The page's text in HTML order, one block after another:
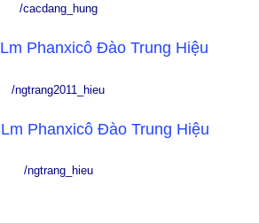
/cacdang_hung
Lm Phanxicô Đào Trung Hiệu
/ngtrang2011_hieu
Lm Phanxicô Đào Trung Hiệu
/ngtrang_hieu